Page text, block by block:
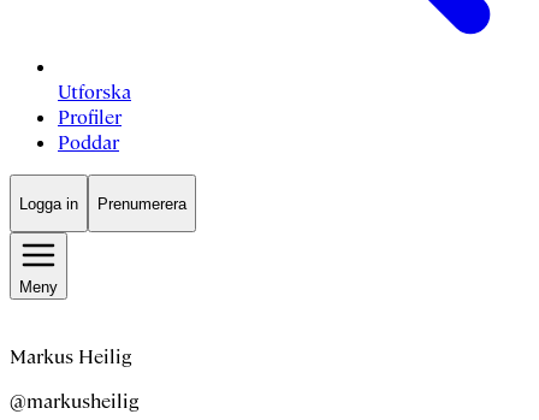
Utforska
Profiler
Poddar
Logga in Prenumerera
Meny
Markus Heilig
@markusheilig